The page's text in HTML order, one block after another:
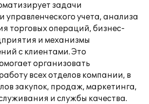
задачи
управленческого учета, анализа
торговых операций, бизнес-
и механизмы
с клиентами. Это
организовать
всех отделов компании, в
закупок, продаж, маркетинга,
и службы качества.